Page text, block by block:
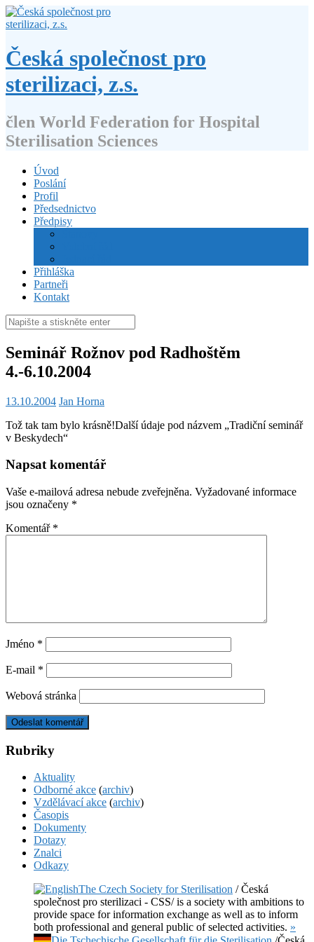
Přejít
k
webu
Česká společnost pro
sterilizaci, z.s.
člen World Federation for Hospital
Sterilisation Sciences
Úvod
Poslání
Profil
Předsednictvo
Předpisy
Přihláška
Partneři
Kontakt
Hledat:
Seminář Rožnov pod Radhoštěm
4.-6.10.2004
13.10.2004 Jan Horna
Tož tak tam bylo krásně!Další údaje pod názvem „Tradiční seminář
v Beskydech“
Napsat komentář
Vaše e-mailová adresa nebude zveřejněna. Vyžadované informace
jsou označeny *
Komentář *
Jméno *
E-mail *
Webová stránka
Rubriky
Aktuality
Odborné akce (archiv)
Vzdělávací akce (archiv)
Časopis
Dokumenty
Dotazy
Znalci
Odkazy
The Czech Society for Sterilisation / Česká
společnost pro sterilizaci - CSS/ is a society with ambitions to
provide space for information exchange as well as to inform
both professional and general public of selected activities. »